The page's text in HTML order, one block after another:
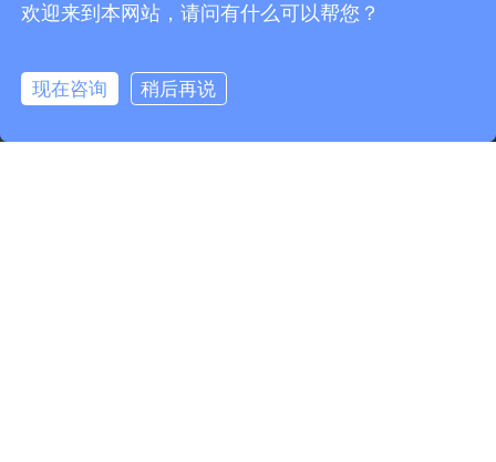
欢迎来到本网站，请问有什么可以帮您？
现在咨询 稍后再说